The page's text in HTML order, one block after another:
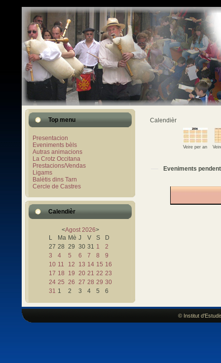
Top menu
Presentacion
Eveniments bèls
Autras animacions
La Crotz Occitana
Prestacions/Vendas
Ligams
Balètis dins Tarn
Cercle de Castres
Calendièr
<Agost 2026>
L
Ma Mè J V S
D
27 28 29 30 31 1
2
3
4 5 6 7 8
9
10 11 12 13 14 15 16
17 18 19 20 21 22 23
24 25 26 27 28 29 30
31 1 2 3 4 5 6
Calendièr
Veire per an
Eveniments pendent
© Institut